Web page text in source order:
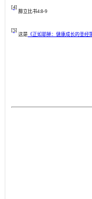
[4]
腓立比书4:8-9
[5]
这是 《正如耶稣：健康成长的圣经